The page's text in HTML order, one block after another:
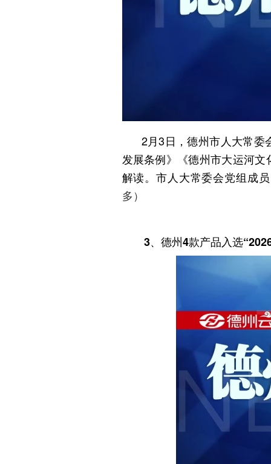
2月3日，德州市人大常委
发展条例》《德州市大运河
解读。市人大常委会党组成
多）
3、德州4款产品入选